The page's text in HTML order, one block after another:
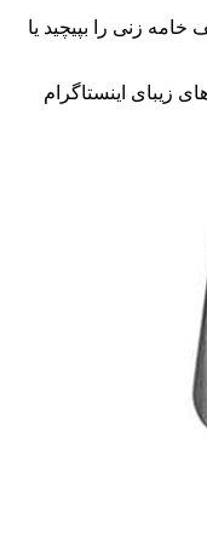
زنی را بپیچید یا
زیبای اینستاگرام